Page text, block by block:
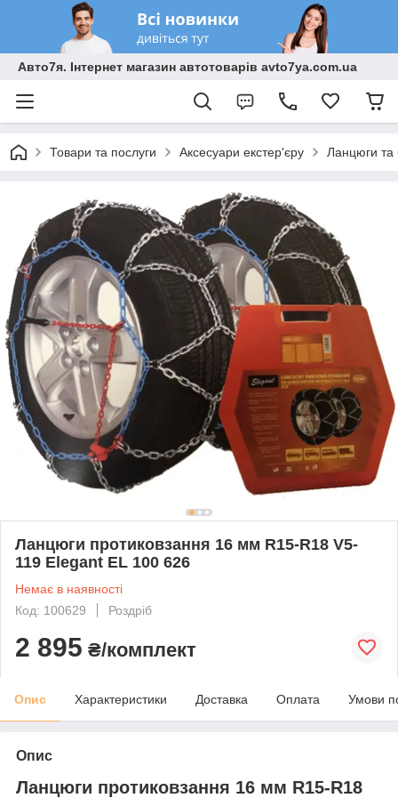
Авто7я. Інтернет магазин автотоварів avto7ya.com.ua
Товари та послуги Аксесуари екстер'єру Ланцюги та
Ланцюги протиковзання 16 мм R15-R18 V5-
119 Elegant EL 100 626
Немає в наявності
Код: 100629
Роздріб
2 895 ₴/комплект
Опис Характеристики Доставка Оплата Умови
Опис
Ланцюги протиковзання 16 мм R15-R18